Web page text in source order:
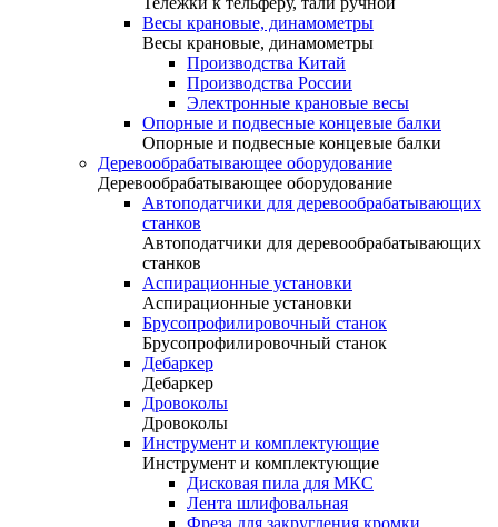
Весы крановые, динамометры
Весы крановые, динамометры
Производства Китай
Производства России
Электронные крановые весы
Опорные и подвесные концевые балки
Опорные и подвесные концевые балки
Деревообрабатывающее оборудование
Деревообрабатывающее оборудование
Автоподатчики для деревообрабатывающих
станков
Автоподатчики для деревообрабатывающих
станков
Аспирационные установки
Аспирационные установки
Брусопрофилировочный станок
Брусопрофилировочный станок
Дебаркер
Дебаркер
Дровоколы
Дровоколы
Инструмент и комплектующие
Инструмент и комплектующие
Дисковая пила для МКС
Лента шлифовальная
Фреза для закругления кромки